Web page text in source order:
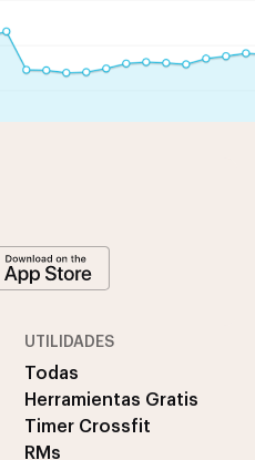
UTILIDADES
Todas
Herramientas Gratis
Timer Crossfit
RMs